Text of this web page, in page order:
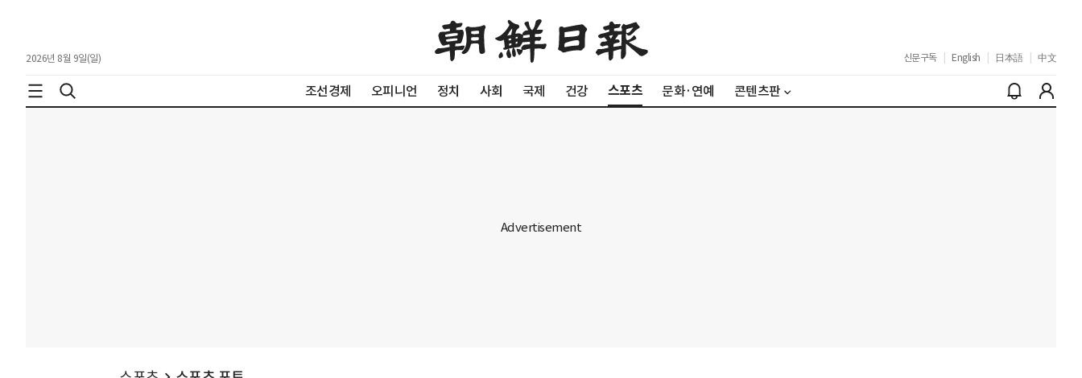
2026년 8월 9일(일) 신문구독 English 日本語 中文
조선경제 오피니언 정치 사회 국제 건강 스포츠 문화·연예 콘텐츠판